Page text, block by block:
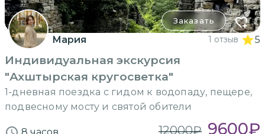
Заказать
Мария 1 отзыв 5
Индивидуальная экскурсия
"Ахштырская кругосветка"
1-дневная поездка с гидом к водопаду, пещере,
подвесному мосту и святой обители
12000₽ 9600₽